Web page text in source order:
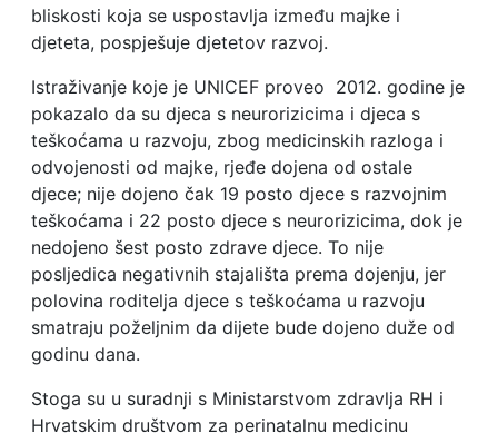
bliskosti koja se uspostavlja između majke i
djeteta, pospješuje djetetov razvoj.
Istraživanje koje je UNICEF proveo 2012. godine je
pokazalo da su djeca s neurorizicima i djeca s
teškoćama u razvoju, zbog medicinskih razloga i
odvojenosti od majke, rjeđe dojena od ostale
djece; nije dojeno čak 19 posto djece s razvojnim
teškoćama i 22 posto djece s neurorizicima, dok je
nedojeno šest posto zdrave djece. To nije
posljedica negativnih stajališta prema dojenju, jer
polovina roditelja djece s teškoćama u razvoju
smatraju poželjnim da dijete bude dojeno duže od
godinu dana.
Stoga su u suradnji s Ministarstvom zdravlja RH i
Hrvatskim društvom za perinatalnu medicinu